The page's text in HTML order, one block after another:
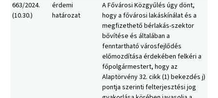
663/2024.
(10.30.)
érdemi
határozat
A Fővárosi Közgyűlés úgy dönt,
hogy a fővárosi lakáskínálat és a
megfizethető bérlakás-szektor
bővítése és általában a
fenntartható városfejlődés
előmozdítása érdekében felkéri a
főpolgármestert, hogy az
Alaptörvény 32. cikk (1) bekezdés j)
pontja szerinti felterjesztési jog